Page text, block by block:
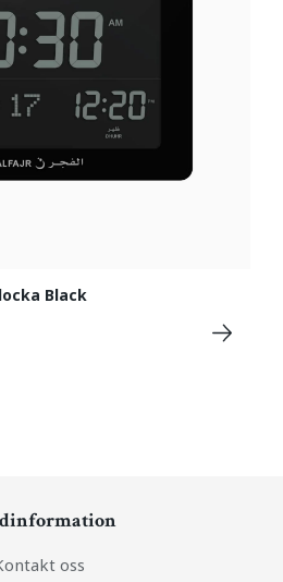
Black
oss